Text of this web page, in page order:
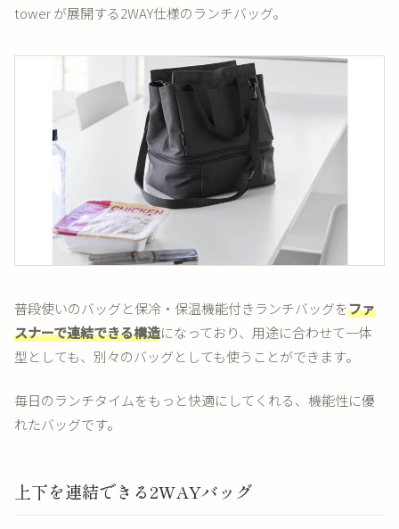
tower が展開する2WAY仕様のランチバッグ。
普段使いのバッグと保冷・保温機能付きランチバッグをファ
スナーで連結できる構造になっており、用途に合わせて一体
型としても、別々のバッグとしても使うことができます。
毎日のランチタイムをもっと快適にしてくれる、機能性に優
れたバッグです。
上下を連結できる2WAYバッグ